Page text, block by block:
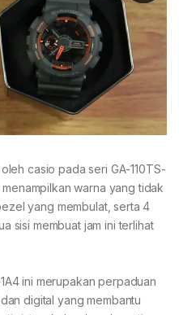
casio pada seri GA-110TS-
warna yang tidak
yang membulat, serta 4
sisi membuat jam ini terlihat
ini merupakan perpaduan
digital yang membantu